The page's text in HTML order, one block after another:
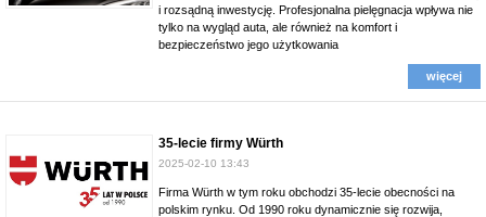
i rozsądną inwestycję. Profesjonalna pielęgnacja wpływa nie
tylko na wygląd auta, ale również na komfort i
bezpieczeństwo jego użytkowania
więcej
35-lecie firmy Würth
2025-02-10 13:43
Firma Würth w tym roku obchodzi 35-lecie obecności na
polskim rynku. Od 1990 roku dynamicznie się rozwija,